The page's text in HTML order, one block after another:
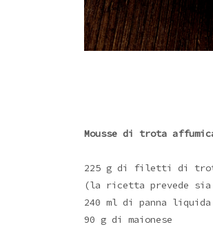
Mousse di trota
225 g di filetti di
(la ricetta prevede
240 ml di panna
90 g di maionese